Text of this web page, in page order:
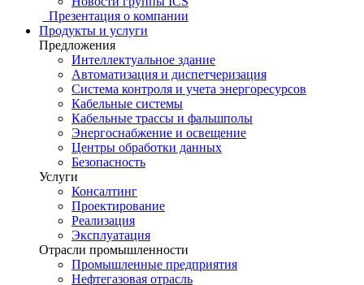
Презентация о компании
Продукты и услуги
Предложения
Интеллектуальное здание
Автоматизация и диспетчеризация
Система контроля и учета энергоресурсов
Кабельные системы
Кабельные трассы и фальшполы
Энергоснабжение и освещение
Центры обработки данных
Безопасность
Услуги
Консалтинг
Проектирование
Реализация
Эксплуатация
Отрасли промышленности
Промышленные предприятия
Нефтегазовая отрасль